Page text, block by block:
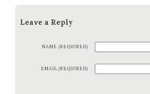
Leave a Reply
NAME (REQUIRED)
EMAIL (REQUIRED)